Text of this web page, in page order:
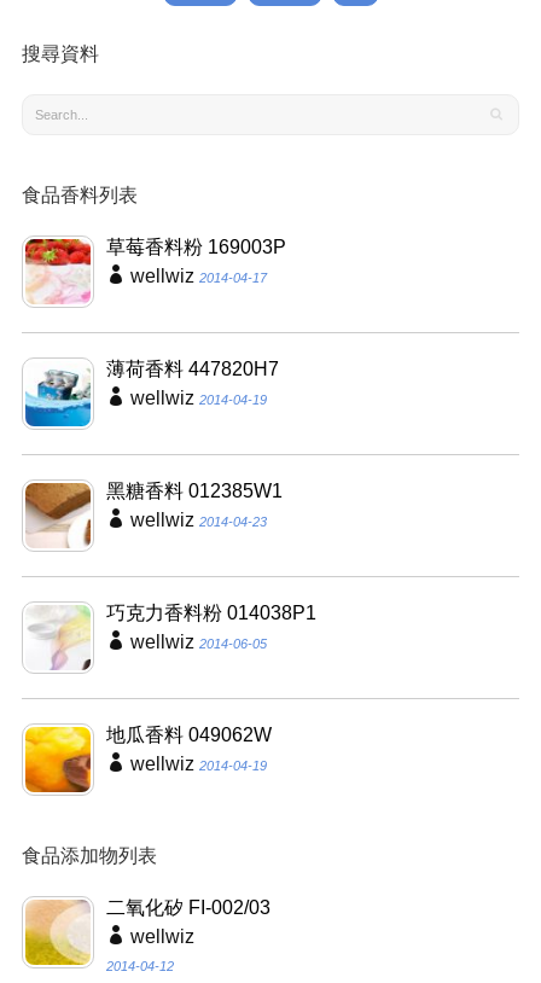
搜尋資料
食品香料列表
草莓香料粉 169003P
wellwiz 2014-04-17
薄荷香料 447820H7
wellwiz 2014-04-19
黑糖香料 012385W1
wellwiz 2014-04-23
巧克力香料粉 014038P1
wellwiz 2014-06-05
地瓜香料 049062W
wellwiz 2014-04-19
食品添加物列表
二氧化矽 FI-002/03
wellwiz
2014-04-12